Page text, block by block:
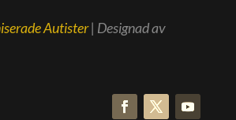
Autister| Designad av